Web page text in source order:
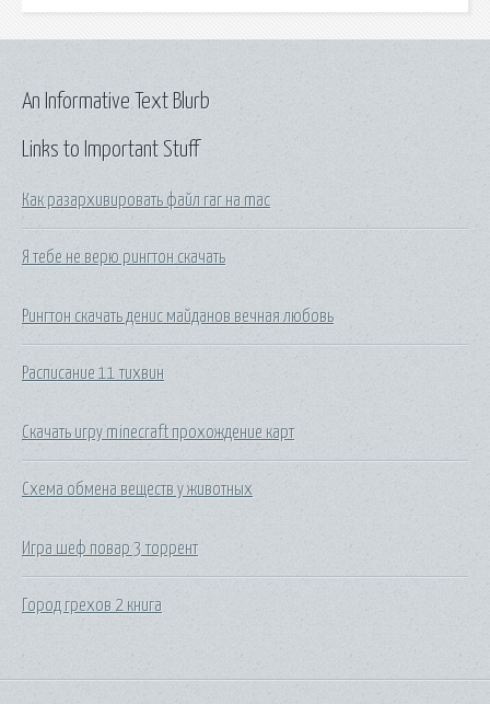
Links to Important Stuff
Как разархивировать файл rar на mac
Я тебе не верю рингтон скачать
Рингтон скачать денис майданов вечная любовь
Расписание 11 тихвин
Скачать игру minecraft прохождение карт
Схема обмена веществ у животных
Игра шеф повар 3 торрент
Город грехов 2 книга
An Informative Text Blurb